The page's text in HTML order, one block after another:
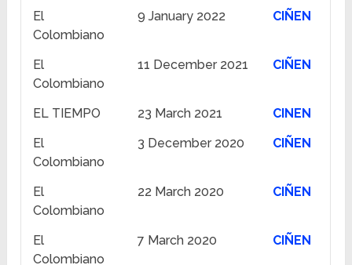
El
Colombiano
9 January 2022 CIÑEN
El
Colombiano
11 December 2021 CIÑEN
EL TIEMPO 23 March 2021
CINEN
El
Colombiano
3 December 2020 CIÑEN
El
Colombiano
22 March 2020 CIÑEN
El
Colombiano
7 March 2020 CIÑEN